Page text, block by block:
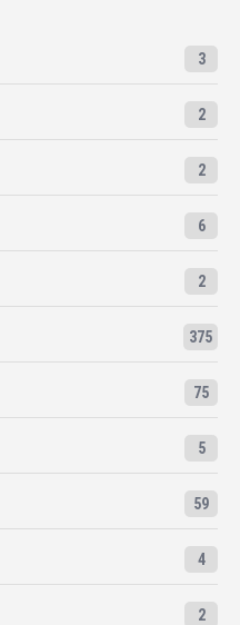
3
2
2
6
2
375
75
5
59
4
2